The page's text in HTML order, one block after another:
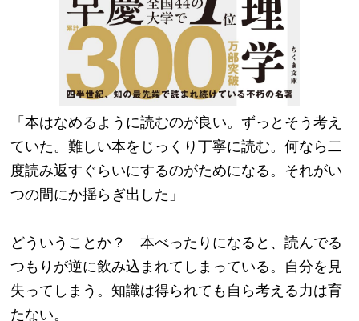
「本はなめるように読むのが良い。ずっとそう考え
ていた。難しい本をじっくり丁寧に読む。何なら二
度読み返すぐらいにするのがためになる。それがい
つの間にか揺らぎ出した」
どういうことか？　本べったりになると、読んでる
つもりが逆に飲み込まれてしまっている。自分を見
失ってしまう。知識は得られても自ら考える力は育
たない。